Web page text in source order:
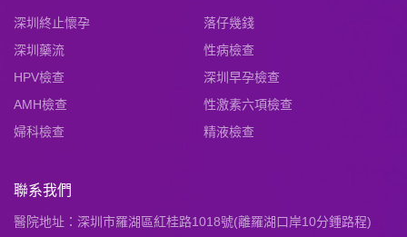
深圳終止懷孕
落仔幾錢
深圳藥流
性病檢查
HPV檢查
深圳早孕檢查
AMH檢查
性激素六項檢查
婦科檢查
精液檢查
聯系我們
醫院地址：深圳市羅湖區紅桂路1018號(離羅湖口岸10分鍾路程)